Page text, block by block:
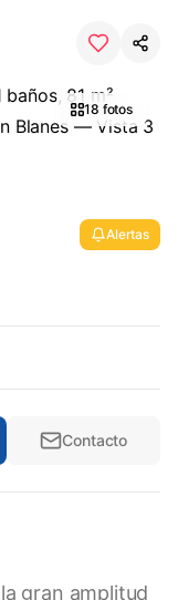
18 fotos
Alertas
Contacto
gran amplitud